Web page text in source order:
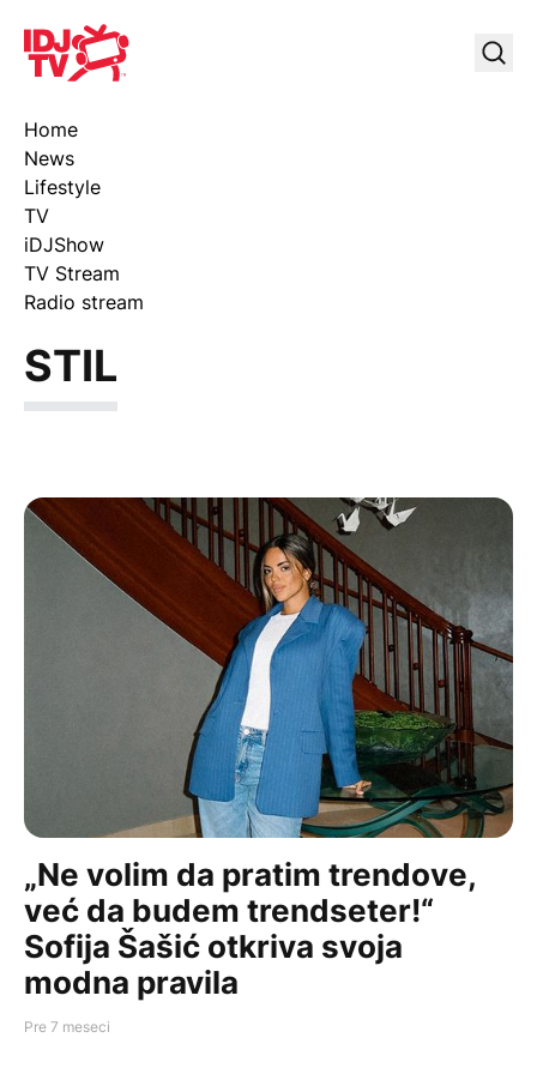
IDJ TV
Home
News
Lifestyle
TV
iDJShow
TV Stream
Radio stream
STIL
„Ne volim da pratim trendove,
već da budem trendseter!“
Sofija Šašić otkriva svoja
modna pravila
Pre 7 meseci